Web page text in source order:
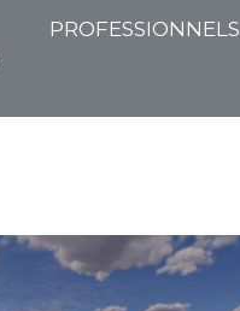
PROFESSIONNELS